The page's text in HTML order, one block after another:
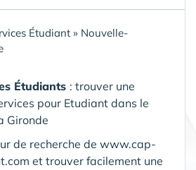
Étudiant » Nouvelle-
Étudiants : trouver une
pour Etudiant dans le
Gironde
de recherche de www.cap-
et trouver facilement une